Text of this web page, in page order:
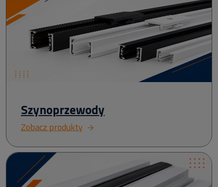
Szynoprzewody
Zobacz produkty